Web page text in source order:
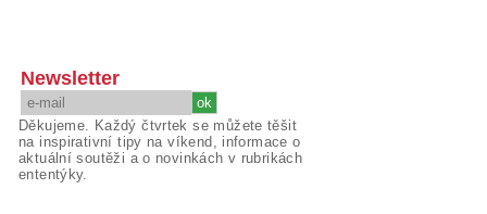
Newsletter
Děkujeme. Každý čtvrtek se můžete těšit
na inspirativní tipy na víkend, informace o
aktuální soutěži a o novinkách v rubrikách
ententýky.